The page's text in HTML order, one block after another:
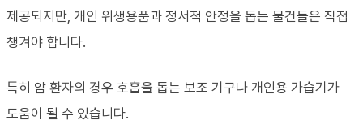
제공되지만, 개인 위생용품과 정서적 안정을 돕는 물건들은 직접
챙겨야 합니다.
특히 암 환자의 경우 호흡을 돕는 보조 기구나 개인용 가습기가
도움이 될 수 있습니다.